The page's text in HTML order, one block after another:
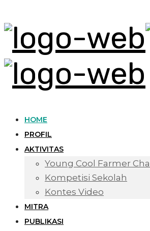
HOME
PROFIL
AKTIVITAS
Young Cool Farmer
Kompetisi Sekolah
Kontes Video
MITRA
PUBLIKASI